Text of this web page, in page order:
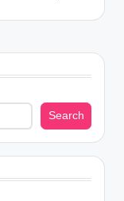
Search